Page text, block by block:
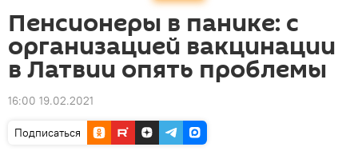
Пенсионеры в панике: с
организацией вакцинации
в Латвии опять проблемы
16:00 19.02.2021
Подписаться